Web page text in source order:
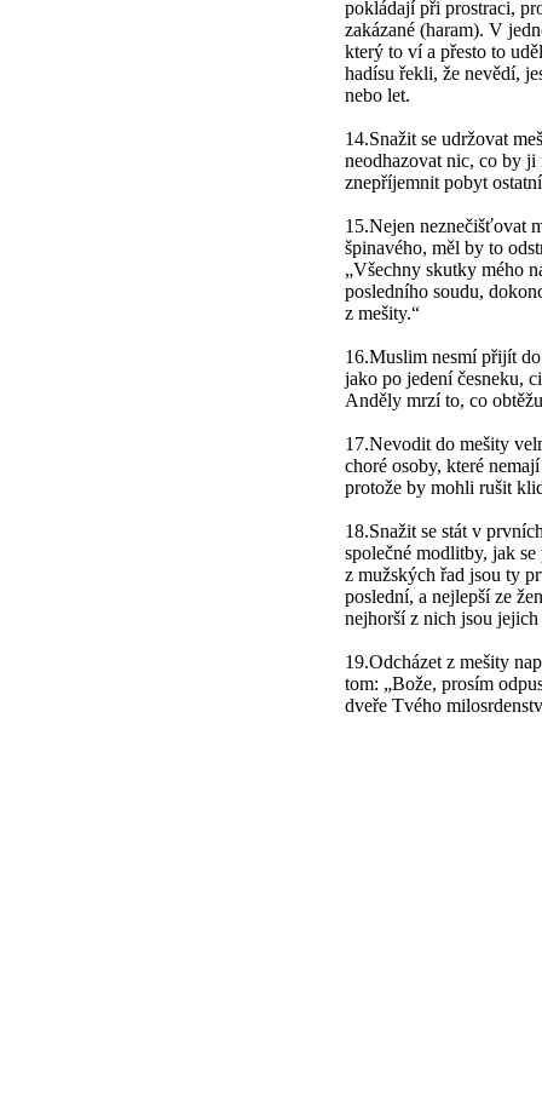
pokládají při prostraci,
zakázané (haram). V
který to ví a přesto to
hadísu řekli, že nevědí,
nebo let.
14.Snažit se udržovat
neodhazovat nic, co by ji
znepříjemnit pobyt
15.Nejen neznečišťovat
špinavého, měl by to
„Všechny skutky mého
posledního soudu,
z mešity.“
16.Muslim nesmí přijít
jako po jedení česneku,
Anděly mrzí to, co
17.Nevodit do mešity
choré osoby, které
protože by mohli rušit
18.Snažit se stát v
společné modlitby, jak
z mužských řad jsou ty
poslední, a nejlepší ze
nejhorší z nich jsou
19.Odcházet z mešity
tom: „Bože, prosím
dveře Tvého